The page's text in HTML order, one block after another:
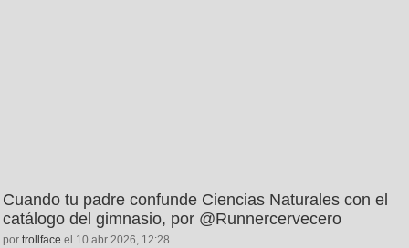
Cuando tu padre confunde Ciencias Naturales con el
catálogo del gimnasio, por @Runnercervecero
por trollface el 10 abr 2026, 12:28